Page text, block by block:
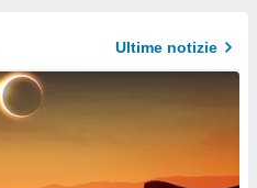
Ultime notizie